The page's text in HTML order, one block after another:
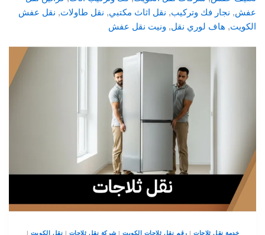
عفش, نجار فك وتركيب, نقل اثاث مكتبي, نقل طاولات, نقل عفش
الكويت, هاف لوري نقل, ونيت نقل عفش
خدمة نقل ثلاجات| رقم نقل ثلاجات الكويت| شركة نقل ثلاجات | نقل الكويت |